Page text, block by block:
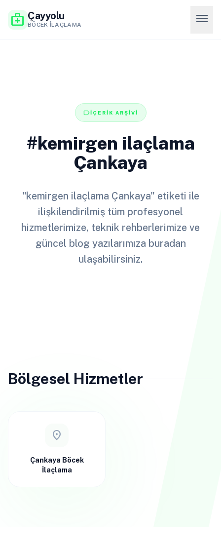
medical_services Çayyolu
BÖCEK İLAÇLAMA menu
labelİÇERİK ARŞİVİ
#kemirgen ilaçlama
Çankaya
"kemirgen ilaçlama Çankaya" etiketi ile
ilişkilendirilmiş tüm profesyonel
hizmetlerimize, teknik rehberlerimize ve
güncel blog yazılarımıza buradan
ulaşabilirsiniz.
Bölgesel Hizmetler
location_on
Çankaya Böcek
İlaçlama